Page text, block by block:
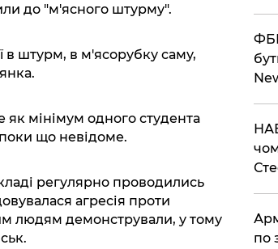
до "м'ясного штурму".
в штурм, в м'ясорубку саму,
мінімум одного студента
що невідоме.
регулярно проводились
агресія проти
людям демонстрували, у тому
по